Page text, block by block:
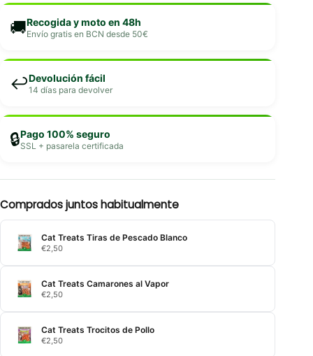
🚚Recogida y moto en 48h
Envío gratis en BCN desde 50€
↩️Devolución fácil
14 días para devolver
🔒Pago 100% seguro
SSL + pasarela certificada
Comprados juntos habitualmente
Cat Treats Tiras de Pescado Blanco
€2,50
Cat Treats Camarones al Vapor
€2,50
Cat Treats Trocitos de Pollo
€2,50